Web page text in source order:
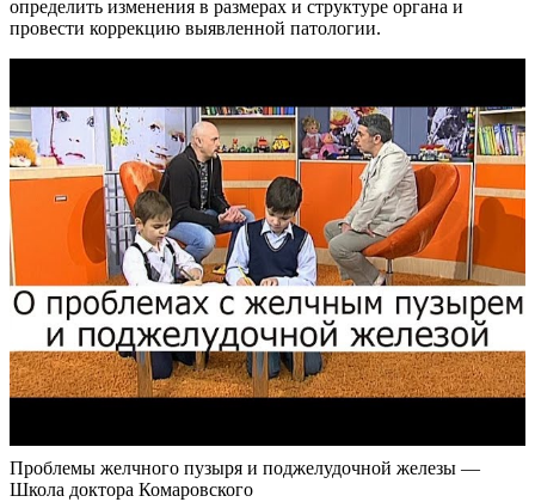
определить изменения в размерах и структуре органа и
провести коррекцию выявленной патологии.
Проблемы желчного пузыря и поджелудочной железы —
Школа доктора Комаровского